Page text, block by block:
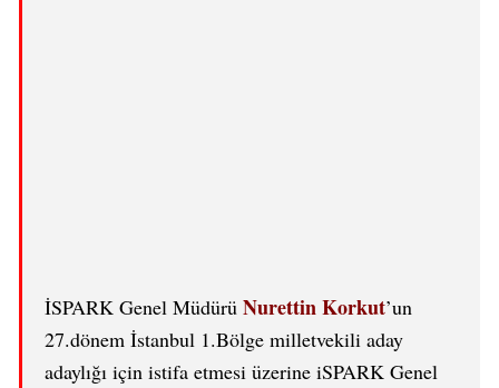
İSPARK Genel Müdürü Nurettin Korkut’un
27.dönem İstanbul 1.Bölge milletvekili aday
adaylığı için istifa etmesi üzerine iSPARK Genel